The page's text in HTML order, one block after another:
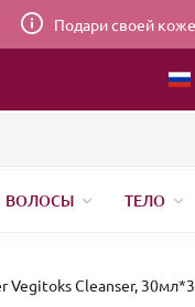
Подари своей
ВОЛОСЫ ТЕЛО
Vegitoks Cleanser,